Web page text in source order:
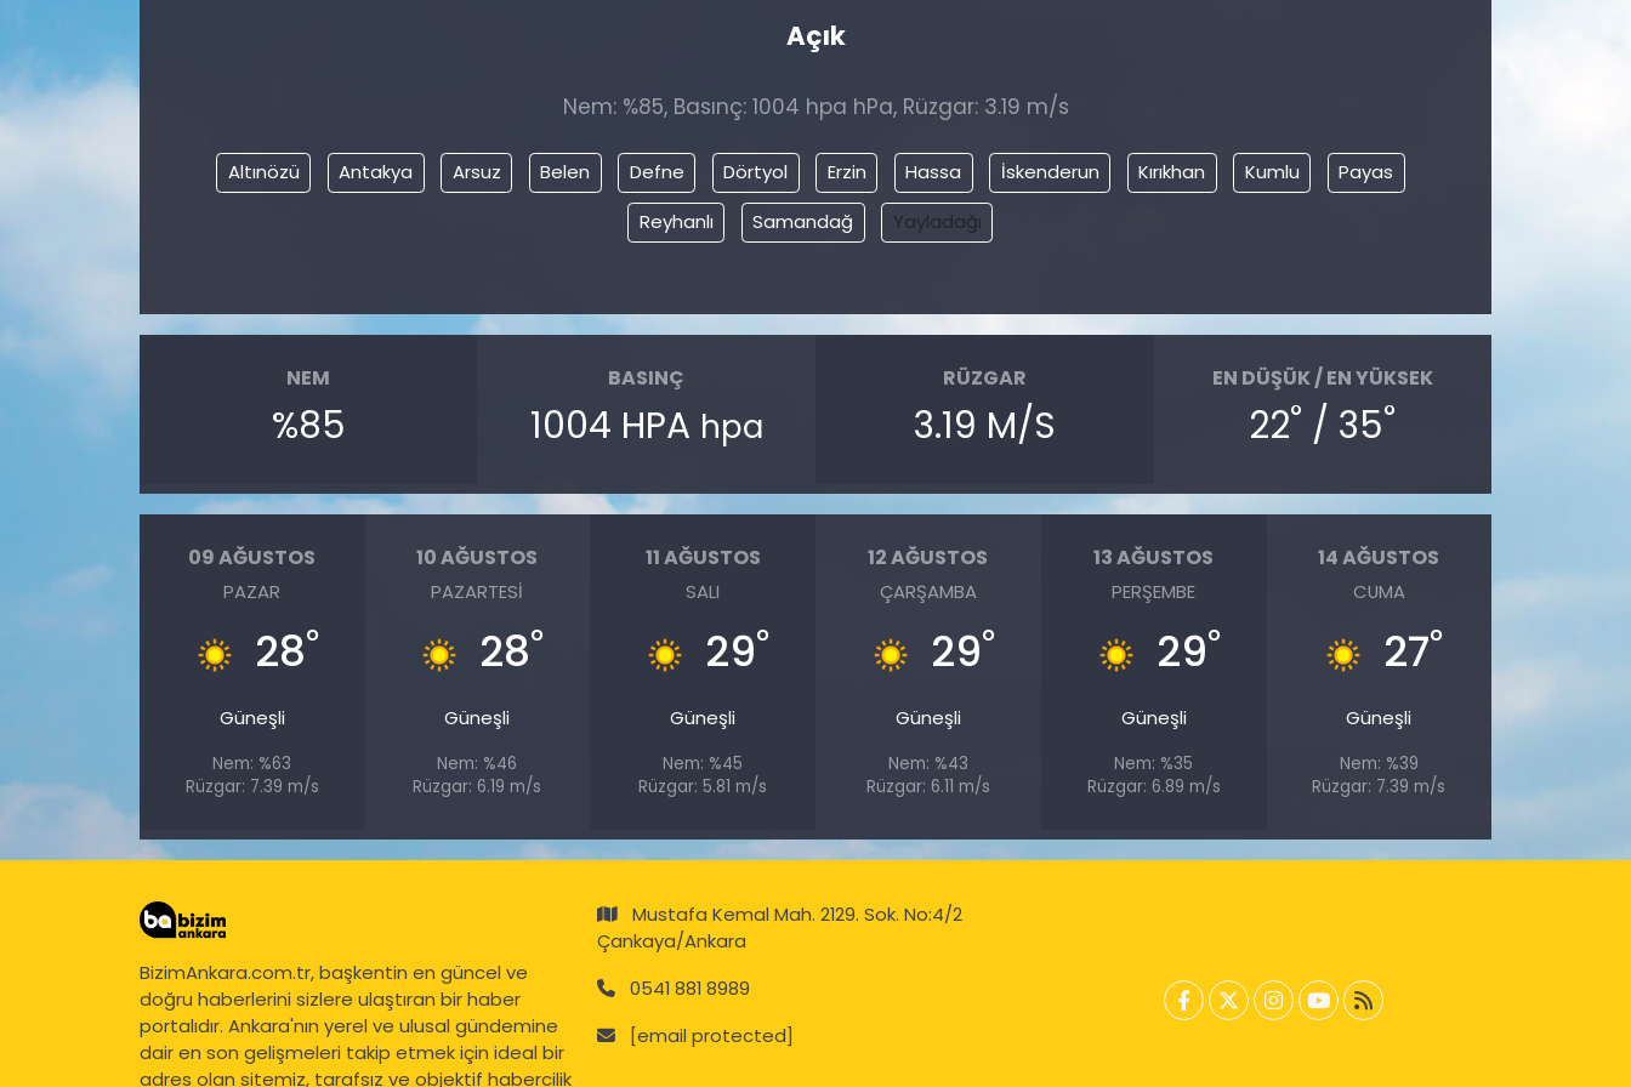
Açık
Nem: %85, Basınç: 1004 hpa hPa, Rüzgar: 3.19 m/s
Altınözü Antakya Arsuz Belen Defne Dörtyol Erzin Hassa İskenderun Kırıkhan Kumlu
Payas
Reyhanlı
Samandağ Yayladağı
NEM
%85
BASINÇ
1004 HPA hpa
RÜZGAR
3.19 M/S
EN DÜŞÜK / EN YÜKSEK
22° / 35°
09 AĞUSTOS
PAZAR
28°
Güneşli
Nem: %63
Rüzgar: 7.39 m/s
10 AĞUSTOS
PAZARTESI
28°
Güneşli
Nem: %46
Rüzgar: 6.19 m/s
11 AĞUSTOS
SALI
29°
Güneşli
Nem: %45
Rüzgar: 5.81 m/s
12 AĞUSTOS
ÇARŞAMBA
29°
Güneşli
Nem: %43
Rüzgar: 6.11 m/s
13 AĞUSTOS
PERŞEMBE
29°
Güneşli
Nem: %35
Rüzgar: 6.89 m/s
14 AĞUSTOS
CUMA
27°
Güneşli
Nem: %39
Rüzgar: 7.39 m/s
BizimAnkara.com.tr, başkentin en güncel ve
doğru haberlerini sizlere ulaştıran bir haber
portalıdır. Ankara'nın yerel ve ulusal gündemine
dair en son gelişmeleri takip etmek için ideal bir
adres olan sitemiz, tarafsız ve objektif habercilik
Mustafa Kemal Mah. 2129. Sok. No:4/2
Çankaya/Ankara
0541 881 8989
[email protected]